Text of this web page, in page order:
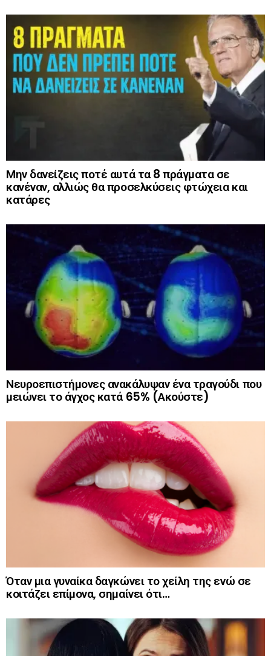
Μην δανείζεις ποτέ αυτά τα 8 πράγματα σε
κανέναν, αλλιώς θα προσελκύσεις φτώχεια και
κατάρες
Νευροεπιστήμονες ανακάλυψαν ένα τραγούδι που
μειώνει το άγχος κατά 65% (Ακούστε)
Όταν μια γυναίκα δαγκώνει το χείλη της ενώ σε
κοιτάζει επίμονα, σημαίνει ότι…